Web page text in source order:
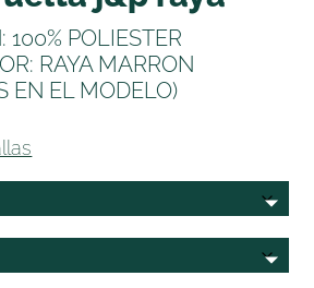
100% POLIESTER
RAYA MARRON
EN EL MODELO)